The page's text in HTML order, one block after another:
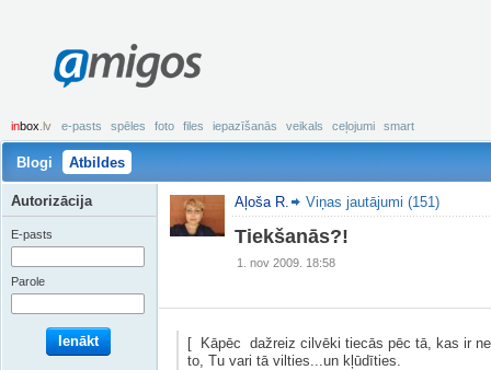
amigos
inbox .lv e-pasts spēles foto files iepazīšanās veikals ceļojumi smart
Blogi Atbildes
Aļoša R. Viņas jautājumi (151)
Tiekšanās?!
1. nov 2009. 18:58
[ Kāpēc dažreiz cilvēki tiecās pēc tā, kas ir
to, Tu vari tā vilties...un kļūdīties.
Autorizācija
E-pasts
Parole
Ienākt